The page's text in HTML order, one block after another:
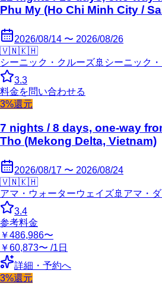
Phu My (Ho Chi Minh City /
2026/08/14 〜 2026/08/26
🇻🇳🇰🇭
シーニック・クルーズ🚢 シーニック
3.3
料金を問い合わせる
3%還元
7 nights / 8 days, one-way
Tho (Mekong Delta, Vietnam)
2026/08/17 〜 2026/08/24
🇻🇳🇰🇭
アマ・ウォーターウェイズ🚢 アマ・
3.4
参考料金
￥486,986〜
￥60,873〜 /1日
詳細・予約へ
3%還元